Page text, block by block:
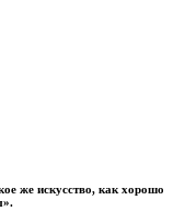
же искусство, как хорошо